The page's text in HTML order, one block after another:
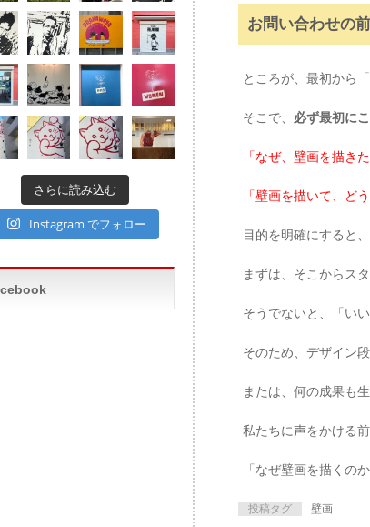
お問い合わせの
ところが、最初から
そこで、 必ず最初に
「なぜ、壁画を描き
「壁画を描いて、ど
目的を明確にすると
まずは、そこからス
そうでないと、「い
そのため、デザイン
または、何の成果も
私たちに声をかける前
「なぜ壁画を描くの
投稿タグ 壁画
さらに読み込む
Instagram でフォロー